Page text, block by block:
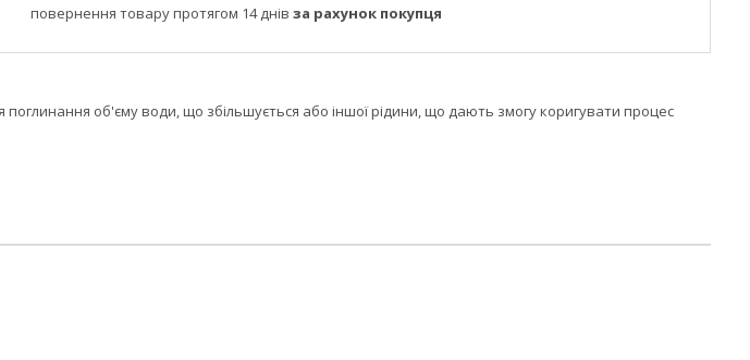
повернення товару протягом 14 днів за рахунок покупця
поглинання об'єму води, що збільшується або іншої рідини, що дають змогу коригувати процес